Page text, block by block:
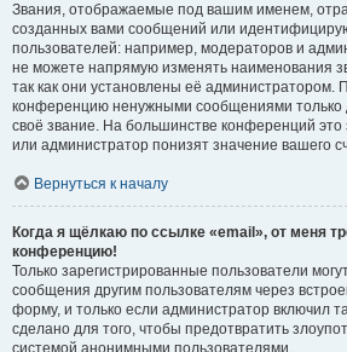
Звания, отображаемые под вашим именем,
созданных вами сообщений или
пользователей: например, модераторов и
не можете напрямую изменять наименования
так как они установлены её администратором.
конференцию ненужными сообщениями только
своё звание. На большинстве конференций
или администратор понизят значение вашего
Вернуться к началу
Когда я щёлкаю по ссылке «email», от меня
конференцию!
Только зарегистрированные пользователи
сообщения другим пользователям через
форму, и только если администратор включил
сделано для того, чтобы предотвратить
системой анонимными пользователями.